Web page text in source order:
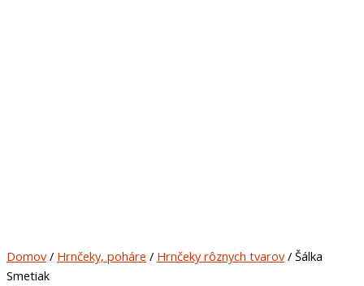
Domov/ Hrnčeky, poháre / Hrnčeky rôznych tvarov/ Šálka
Smetiak